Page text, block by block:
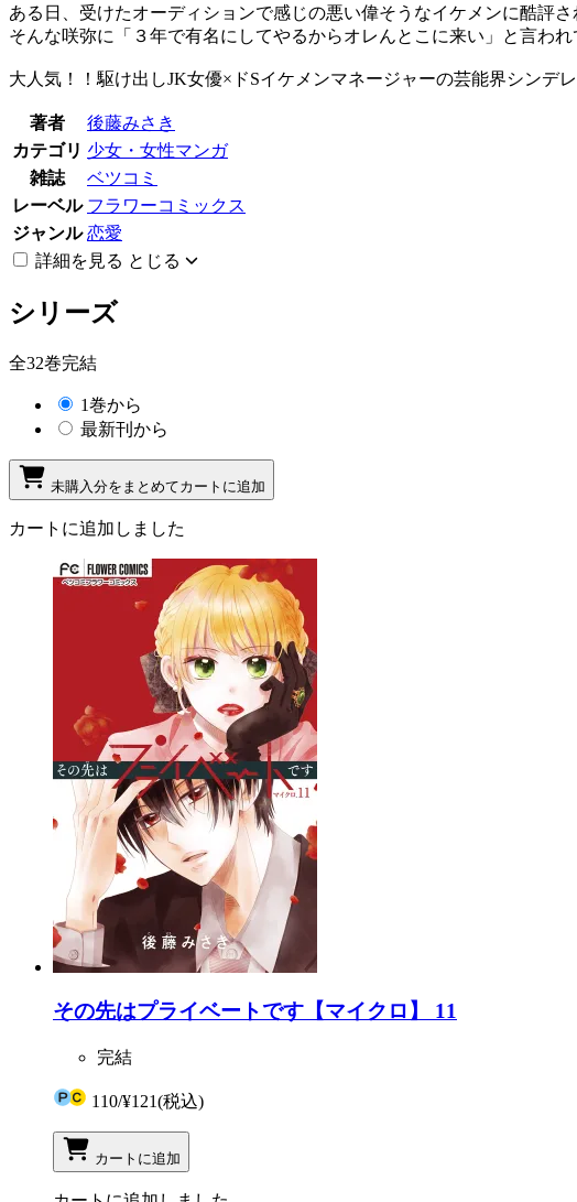
ある日、受けたオーディションで感じの悪い偉そうなイケメンに酷評
そんな咲弥に「３年で有名にしてやるからオレんとこに来い」と言
大人気！！駆け出しJK女優×ドSイケメンマネージャーの芸能界シンデ
著者
後藤みさき
カテゴリ 少女・女性マンガ
雑誌
ベツコミ
レーベル フラワーコミックス
ジャンル 恋愛
詳細を見る とじる
シリーズ
全32巻完結
1巻から
最新刊から
未購入分をまとめてカートに追加
カートに追加しました
その先はプライベートです【マイクロ】 11
完結
110/¥121(税込)
カートに追加